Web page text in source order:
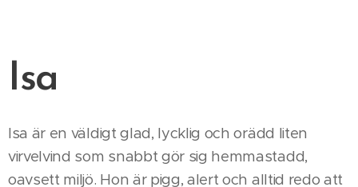
Isa
Isa är en väldigt glad, lycklig och orädd liten
virvelvind som snabbt gör sig hemmastadd,
oavsett miljö. Hon är pigg, alert och alltid redo att